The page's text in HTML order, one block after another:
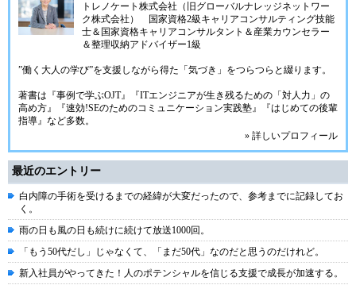
トレノケート株式会社（旧グローバルナレッジネットワー
ク株式会社）
国家資格2級キャリアコンサルティング技能
士＆国家資格キャリアコンサルタント＆産業カウンセラー
＆整理収納アドバイザー1級
”働く大人の学び”を支援しながら得た「気づき」をつらつらと綴ります。
著書は『事例で学ぶOJT』『ITエンジニアが生き残るための「対人力」の
高め方』『速効!SEのためのコミュニケーション実践塾』『はじめての後輩
指導』など多数。
» 詳しいプロフィール
最近のエントリー
白内障の手術を受けるまでの経緯が大変だったので、参考までに記録してお
く。
雨の日も風の日も続けに続けて放送1000回。
「もう50代だし」じゃなくて、「まだ50代」なのだと思うのだけれど。
新入社員がやってきた！人のポテンシャルを信じる支援で成長が加速する。